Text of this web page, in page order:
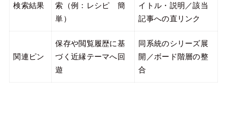
検索結果
索（例：レシピ 簡
単）
イトル・説明／該当
記事への直リンク
関連ピン
保存や閲覧履歴に基
づく近縁テーマへ回
遊
同系統のシリーズ展
開／ボード階層の整
合